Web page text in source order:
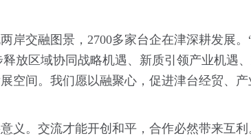
岸交融图景，2700多家台企在津深耕发展。
放区域协同战略机遇、新质引领产业机遇
空间。我们愿以融聚心，促进津台经贸、产
义。交流才能开创和平，合作必然带来互利